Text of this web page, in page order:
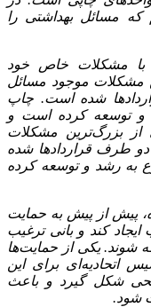
که مسائل بهداشتی را
با مشکلات خاص خود
مشکلات موجود مسائل
شده است. چاپ
و توسعه کرده است و
بزرگ‌ترین مشکلات
طرف قراردادها شده
به رشد و توسعه کرده
پیش از پیش به حمایت
کند و بانی ترغیب
شوند. یکی از حمایت‌ها
اتحادیه‌ای برای این
شکل گیرد و باعث
شود.